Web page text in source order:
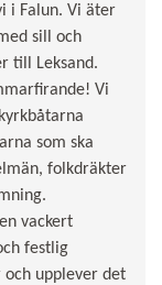
i Falun. Vi äter
sill och
till Leksand.
Vi
som ska
folkdräkter
vackert
festlig
upplever det